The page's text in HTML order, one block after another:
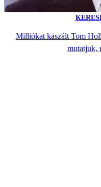
Milliókat kaszált Tom
mutatjuk,